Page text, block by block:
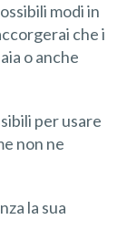
modi in
che i
o anche
per usare
non ne
la sua